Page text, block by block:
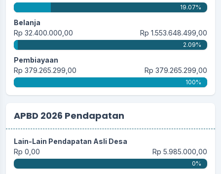
19.07%
Belanja
Rp 32.400.000,00
Rp 1.553.648.499,00
2.09%
Pembiayaan
Rp 379.265.299,00
Rp 379.265.299,00
100%
APBD 2026 Pendapatan
Lain-Lain Pendapatan Asli Desa
Rp 0,00
Rp 5.985.000,00
0%